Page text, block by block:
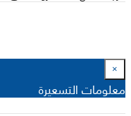
×
معلومات التسعيرة